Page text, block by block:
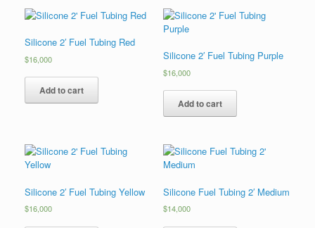
Silicone 2′ Fuel Tubing Red
$16,000
Add to cart
Silicone 2′ Fuel Tubing Purple
$16,000
Add to cart
Silicone 2′ Fuel Tubing Yellow
$16,000
Silicone Fuel Tubing 2′ Medium
$14,000